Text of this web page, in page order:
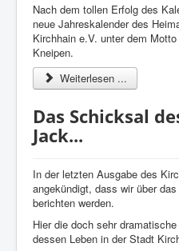
Nach dem tollen Erfolg des
neue Jahreskalender des
Kirchhain e.V. unter dem
Kneipen.
Weiterlesen ...
Das Schicksal
Jack...
In der letzten Ausgabe des
angekündigt, dass wir über
berichten werden.
Hier die doch sehr
dessen Leben in der Stadt